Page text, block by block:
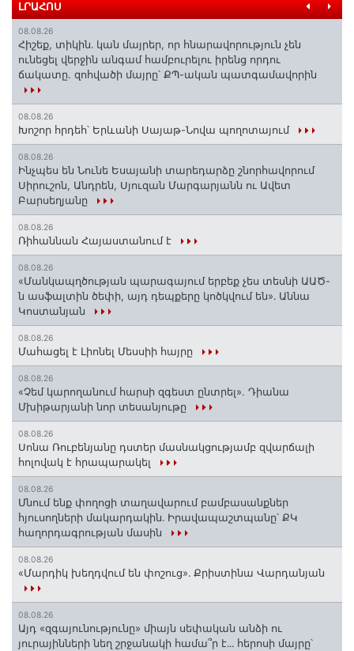
ԼՐԱՀՈՍ
08.08.26
Հիշեք, տիկին․ կան մայրեր, որ հնարավորություն չեն
ունեցել վերջին անգամ համբուրելու իրենց որդու
ճակատը. զոհվածի մայրը՝ ՔՊ-ական պատգամավորին
08.08.26
Խոշոր հրդեհ՝ Երևանի Սայաթ-Նովա պողոտայում
08.08.26
Ինչպես են Նունե Եսայանի տարեդարձը շնորհավորում
Սիրուշոն, Անդրեն, Սյուզան Մարգարյանն ու Ավետ
Բարսեղյանը
08.08.26
Ռիհաննան Հայաստանում է
08.08.26
«Մանկապղծության պարագայում երբեք չես տեսնի ԱԱԾ-
ն ասֆալտին ծեփի, այդ դեպքերը կոծկվում են»․ Աննա
Կոստանյան
08.08.26
Մահացել է Լիոնել Մեսսիի հայրը
08.08.26
«Չեմ կարողանում հարսի զգեստ ընտրել». Դիանա
Մխիթարյանի նոր տեսանյութը
08.08.26
Սոնա Ռուբենյանը դստեր մասնակցությամբ զվարճալի
հոլովակ է հրապարակել
08.08.26
Մնում ենք փողոցի տաղավարում բամբասանքներ
հյուսողների մակարդակին․ Իրավապաշտպանը՝ ՔԿ
հաղորդագրության մասին
08.08.26
«Մարդիկ խեղդվում են փոշուց»․ Քրիստինա Վարդանյան
08.08.26
Այդ «զգայունությունը» միայն սեփական անձի ու
յուրայինների նեղ շրջանակի համա՞ր է․․․ հերոսի մայրը՝